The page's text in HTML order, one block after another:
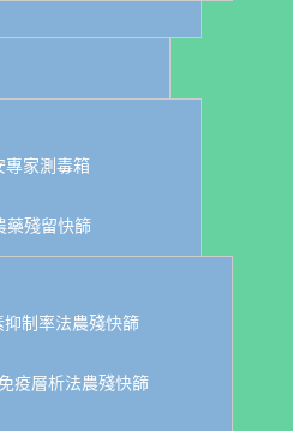
專家測毒箱
藥殘留快篩
抑制率法農殘快篩
免疫層析法農殘快篩